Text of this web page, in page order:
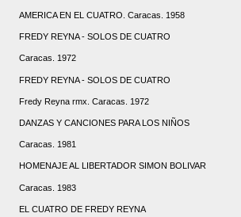
AMERICA EN EL CUATRO. Caracas. 1958
FREDY REYNA - SOLOS DE CUATRO
Caracas. 1972
FREDY REYNA - SOLOS DE CUATRO
Fredy Reyna rmx. Caracas. 1972
DANZAS Y CANCIONES PARA LOS NIÑOS
Caracas. 1981
HOMENAJE AL LIBERTADOR SIMON BOLIVAR
Caracas. 1983
EL CUATRO DE FREDY REYNA